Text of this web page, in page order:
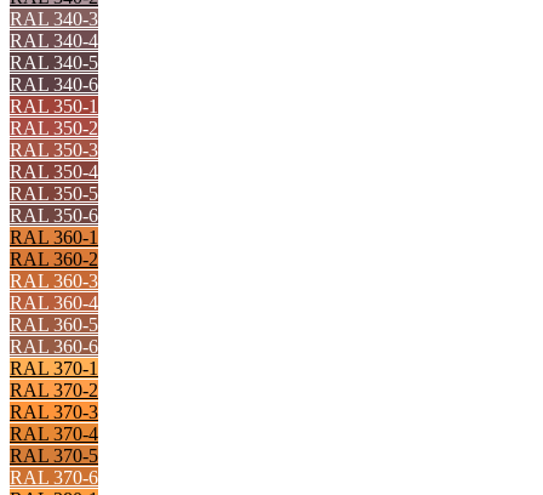
RAL 340-3
RAL 340-4
RAL 340-5
RAL 340-6
RAL 350-1
RAL 350-2
RAL 350-3
RAL 350-4
RAL 350-5
RAL 350-6
RAL 360-1
RAL 360-2
RAL 360-3
RAL 360-4
RAL 360-5
RAL 360-6
RAL 370-1
RAL 370-2
RAL 370-3
RAL 370-4
RAL 370-5
RAL 370-6